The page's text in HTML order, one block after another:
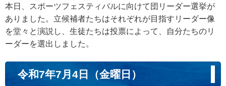
本日、スポーツフェスティバルに向けて団リーダー選挙が
ありました。立候補者たちはそれぞれが目指すリーダー像
を堂々と演説し、生徒たちは投票によって、自分たちのリ
ーダーを選出しました。
令和7年7月4日（金曜日）